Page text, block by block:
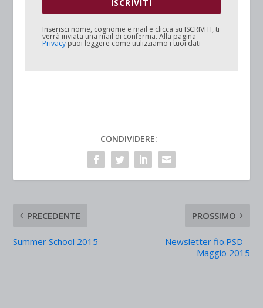
ISCRIVITI
Inserisci nome, cognome e mail e clicca su ISCRIVITI, ti
verrà inviata una mail di conferma. Alla pagina
Privacy puoi leggere come utilizziamo i tuoi dati
CONDIVIDERE:
PRECEDENTE
Summer School 2015
PROSSIMO
Newsletter fio.PSD –
Maggio 2015